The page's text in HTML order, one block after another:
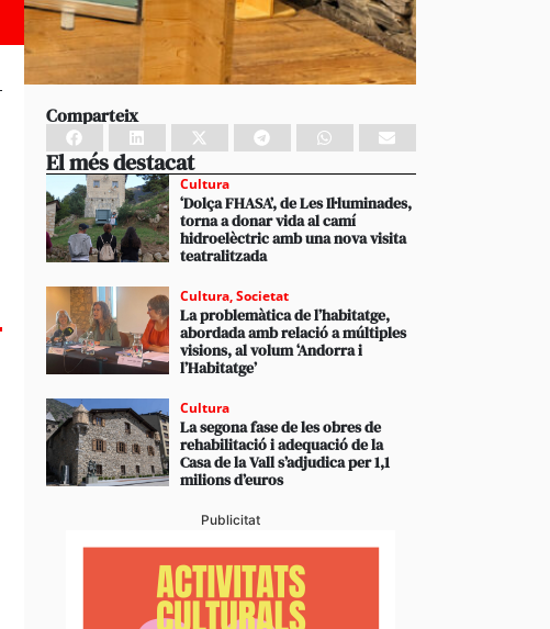
Comparteix
El més destacat
Cultura
‘Dolça FHASA’, de Les Il·luminades,
torna a donar vida al camí
hidroelèctric amb una nova visita
teatralitzada
Cultura,Societat
La problemàtica de l’habitatge,
abordada amb relació a múltiples
visions, al volum ‘Andorra i
l’Habitatge’
Cultura
La segona fase de les obres de
rehabilitació i adequació de la
Casa de la Vall s’adjudica per 1,1
milions d’euros
Publicitat